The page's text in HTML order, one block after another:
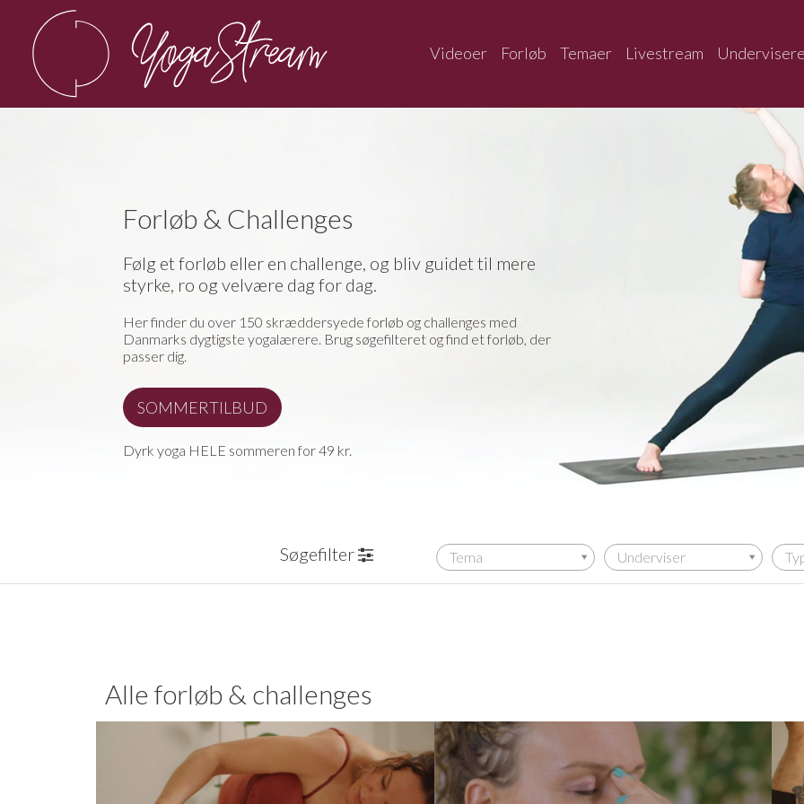
Videoer Forløb Temaer Livestream
Forløb & Challenges
Følg et forløb eller en challenge, og bliv guidet til mere
styrke, ro og velvære dag for dag.
Her finder du over 150 skræddersyede forløb og challenges med
Danmarks dygtigste yogalærere. Brug søgefilteret og find et forløb, der
passer dig.
SOMMERTILBUD
Dyrk yoga HELE sommeren for 49 kr.
Søgefilter Tema Underviser
Alle forløb & challenges